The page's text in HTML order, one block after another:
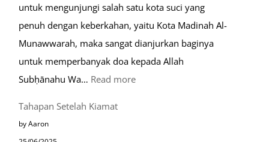
Eropa
untuk mengunjungi salah satu kota suci yang
penuh dengan keberkahan, yaitu Kota Madinah Al-
Munawwarah, maka sangat dianjurkan baginya
untuk memperbanyak doa kepada Allah
Subḥānahu Wa… Read more:
Tahapan Setelah Kiamat
by Aaron